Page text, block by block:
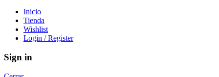
Inicio
Tienda
Wishlist
Login / Register
Sign in